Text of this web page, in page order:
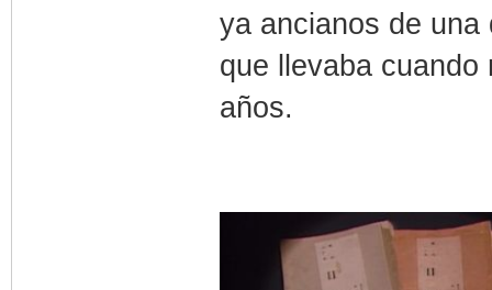
ya ancianos de
que llevaba
años.